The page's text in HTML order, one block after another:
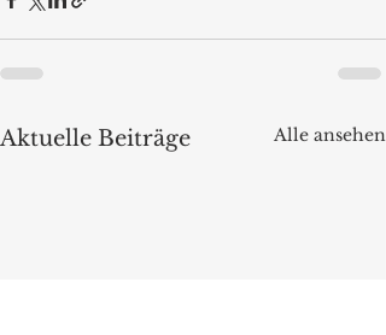
Aktuelle Beiträge Alle ansehen